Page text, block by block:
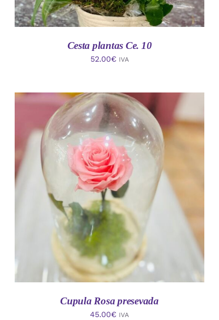
Cesta plantas Ce. 10
52.00€ IVA
AÑADIR AL CARRITO
DETALLES
Cupula Rosa presevada
45.00€ IVA